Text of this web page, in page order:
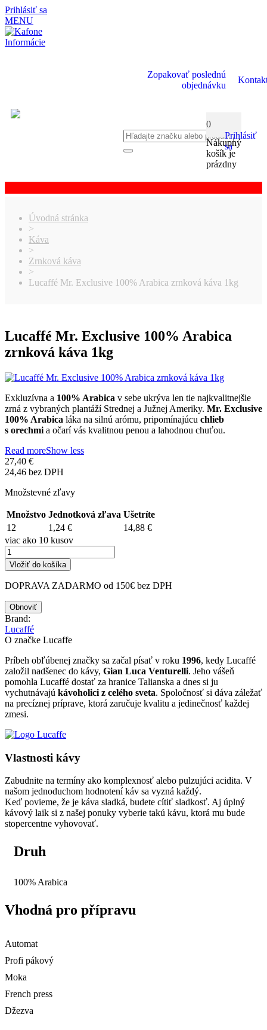
Prihlásiť sa
MENU
Informácie
Zopakovať poslednú
objednávku
0
Nákupný
košík je
prázdny
Prihlásiť
sa
Úvodná stránka
>
Káva
>
Zrnková káva
>
Lucaffé Mr. Exclusive 100% Arabica zrnková káva 1kg
Lucaffé Mr. Exclusive 100% Arabica
zrnková káva 1kg
Exkluzívna a 100% Arabica v sebe ukrýva len tie najkvalitnejšie
zrná z vybraných plantáží Strednej a Južnej Ameriky. Mr. Exclusive
100% Arabica láka na silnú arómu, pripomínajúcu chlieb
s orechmi a očarí vás kvalitnou penou a lahodnou chuťou.
Read moreShow less
27,40 €
24,46 bez DPH
Množstevné zľavy
Množstvo Jednotková zľava Ušetríte
12
1,24 €
14,88 €
viac ako 10 kusov
Vložiť do košíka
DOPRAVA ZADARMO od 150€ bez DPH
Brand:
Lucaffé
O značke Lucaffe
Príbeh obľúbenej značky sa začal písať v roku 1996, kedy Lucaffé
založil nadšenec do kávy, Gian Luca Venturelli. Jeho vášeň
pomohla Lucaffé dostať za hranice Talianska a dnes si ju
vychutnávajú kávoholici z celého sveta. Spoločnosť si dáva záležať
na precíznej príprave, ktorá zaručuje kvalitu a jedinečnosť každej
zmesi.
Vlastnosti kávy
Zabudnite na termíny ako komplexnosť alebo pulzujúci acidita. V
našom jednoduchom hodnotení káv sa vyzná každý.
Keď povieme, že je káva sladká, budete cítiť sladkosť. Aj úplný
kávový laik si z našej ponuky vyberie takú kávu, ktorá mu bude
stopercentne vyhovovať.
Druh
100% Arabica
Vhodná pro přípravu
Automat
Profi pákový
Moka
French press
Džezva